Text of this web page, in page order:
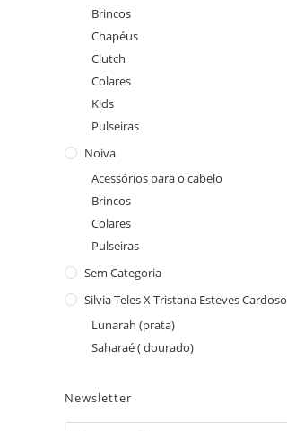
Brincos
Chapéus
Clutch
Colares
Kids
Pulseiras
Noiva
Acessórios para o cabelo
Brincos
Colares
Pulseiras
Sem Categoria
Silvia Teles X Tristana Esteves Cardoso
Lunarah (prata)
Saharaé ( dourado)
Newsletter